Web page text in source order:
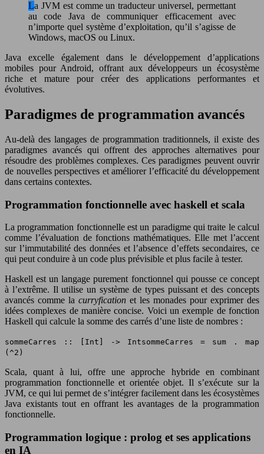
La JVM est comme un traducteur universel, permettant
au code Java de communiquer efficacement avec
n’importe quel système d’exploitation, qu’il s’agisse de
Windows, macOS ou Linux.
Java excelle également dans le développement d’applications
mobiles pour Android, offrant aux développeurs un écosystème
riche et mature pour créer des applications performantes et
évolutives.
Paradigmes de programmation avancés
Au-delà des langages de programmation traditionnels, il existe des
paradigmes avancés qui offrent des approches alternatives pour
résoudre des problèmes complexes. Ces paradigmes peuvent ouvrir
de nouvelles perspectives et améliorer l’efficacité du développement
dans certains contextes.
Programmation fonctionnelle avec haskell et scala
La programmation fonctionnelle est un paradigme qui traite le calcul
comme l’évaluation de fonctions mathématiques. Elle met l’accent
sur l’immutabilité des données et l’absence d’effets secondaires, ce
qui peut conduire à un code plus prévisible et plus facile à tester.
Haskell est un langage purement fonctionnel qui pousse ce concept
à l’extrême. Il utilise un système de types puissant et des concepts
avancés comme la curryfication et les monades pour exprimer des
idées complexes de manière concise. Voici un exemple de fonction
Haskell qui calcule la somme des carrés d’une liste de nombres :
sommeCarres :: [Int] -> IntsommeCarres = sum . map
(^2)
Scala, quant à lui, offre une approche hybride en combinant
programmation fonctionnelle et orientée objet. Il s’exécute sur la
JVM, ce qui lui permet de s’intégrer facilement dans les écosystèmes
Java existants tout en offrant les avantages de la programmation
fonctionnelle.
Programmation logique : prolog et ses applications
en IA